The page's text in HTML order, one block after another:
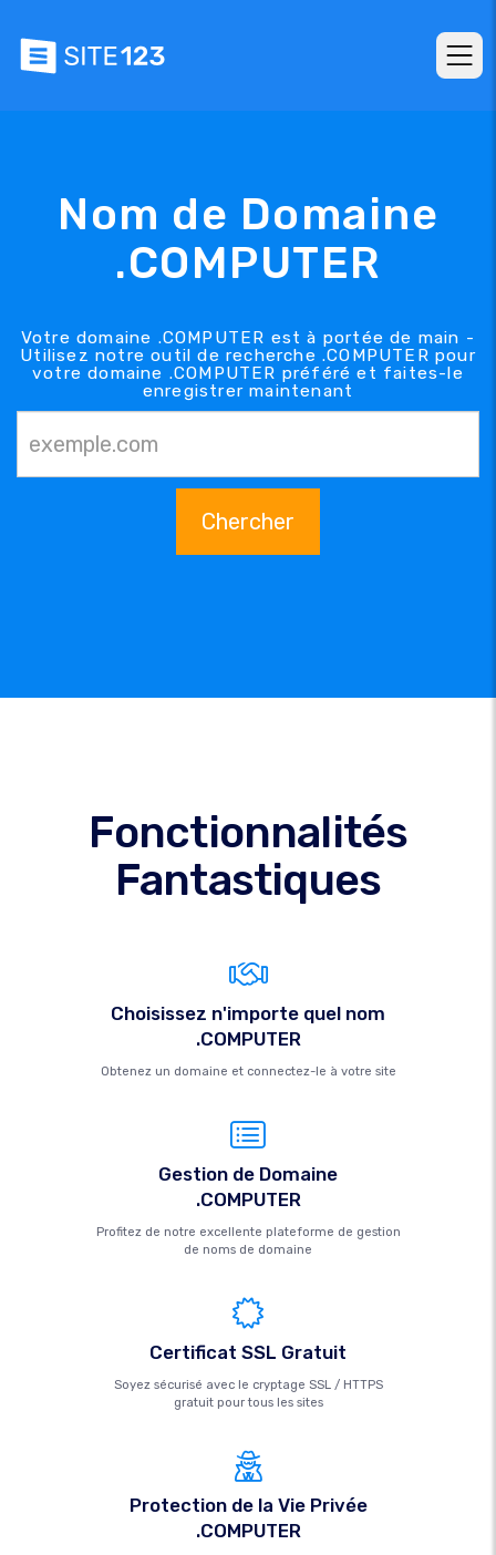
Nom de Domaine
.COMPUTER
Votre domaine .COMPUTER est à portée de main -
Utilisez notre outil de recherche .COMPUTER pour
votre domaine .COMPUTER préféré et faites-le
enregistrer maintenant
Chercher
Fonctionnalités
Fantastiques
Choisissez n'importe quel nom
.COMPUTER
Obtenez un domaine et connectez-le à votre site
Gestion de Domaine
.COMPUTER
Profitez de notre excellente plateforme de gestion
de noms de domaine
Certificat SSL Gratuit
Soyez sécurisé avec le cryptage SSL / HTTPS
gratuit pour tous les sites
Protection de la Vie Privée
.COMPUTER